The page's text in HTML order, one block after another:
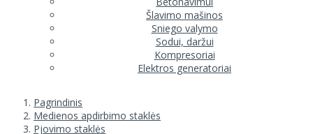
Šlavimo mašinos
Sniego valymo
Sodui, daržui
Kompresoriai
Elektros generatoriai
Pagrindinis
Medienos apdirbimo staklės
Pjovimo staklės